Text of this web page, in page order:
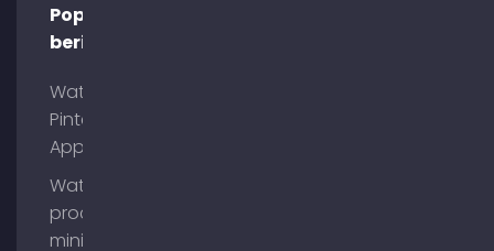
Populaire
berichten
Wat is
Pinterest
App?
Wat is
process
mining?